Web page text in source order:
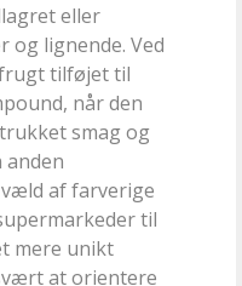
eller
og lignende. Ved
tilføjet til
når den
smag og
af farverige
til
mere unikt
at orientere